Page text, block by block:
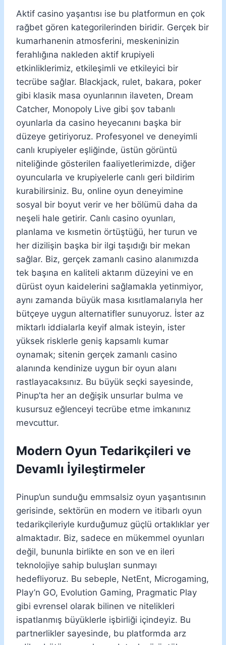
Aktif casino yaşantısı ise bu platformun en çok
rağbet gören kategorilerinden biridir. Gerçek bir
kumarhanenin atmosferini, meskeninizin
ferahlığına nakleden aktif krupiyeli
etkinliklerimiz, etkileşimli ve etkileyici bir
tecrübe sağlar. Blackjack, rulet, bakara, poker
gibi klasik masa oyunlarının ilaveten, Dream
Catcher, Monopoly Live gibi şov tabanlı
oyunlarla da casino heyecanını başka bir
düzeye getiriyoruz. Profesyonel ve deneyimli
canlı krupiyeler eşliğinde, üstün görüntü
niteliğinde gösterilen faaliyetlerimizde, diğer
oyuncularla ve krupiyelerle canlı geri bildirim
kurabilirsiniz. Bu, online oyun deneyimine
sosyal bir boyut verir ve her bölümü daha da
neşeli hale getirir. Canlı casino oyunları,
planlama ve kısmetin örtüştüğü, her turun ve
her dizilişin başka bir ilgi taşıdığı bir mekan
sağlar. Biz, gerçek zamanlı casino alanımızda
tek başına en kaliteli aktarım düzeyini ve en
dürüst oyun kaidelerini sağlamakla yetinmiyor,
aynı zamanda büyük masa kısıtlamalarıyla her
bütçeye uygun alternatifler sunuyoruz. İster az
miktarlı iddialarla keyif almak isteyin, ister
yüksek risklerle geniş kapsamlı kumar
oynamak; sitenin gerçek zamanlı casino
alanında kendinize uygun bir oyun alanı
rastlayacaksınız. Bu büyük seçki sayesinde,
Pinup’ta her an değişik unsurlar bulma ve
kusursuz eğlenceyi tecrübe etme imkanınız
mevcuttur.
Modern Oyun Tedarikçileri ve
Devamlı İyileştirmeler
Pinup’un sunduğu emmsalsiz oyun yaşantısının
gerisinde, sektörün en modern ve itibarlı oyun
tedarikçileriyle kurduğumuz güçlü ortaklıklar yer
almaktadır. Biz, sadece en mükemmel oyunları
değil, bununla birlikte en son ve en ileri
teknolojiye sahip buluşları sunmayı
hedefliyoruz. Bu sebeple, NetEnt, Microgaming,
Play’n GO, Evolution Gaming, Pragmatic Play
gibi evrensel olarak bilinen ve nitelikleri
ispatlanmış büyüklerle işbirliği içindeyiz. Bu
partnerlikler sayesinde, bu platformda arz